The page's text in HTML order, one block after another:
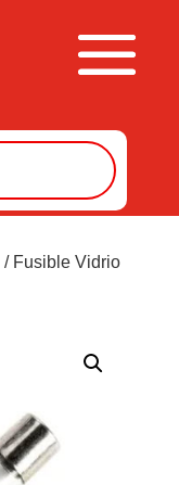
/ Fusible Vidrio